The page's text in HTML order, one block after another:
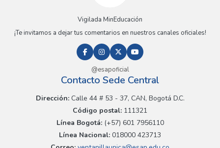
Vigilada MinEducación
¡Te invitamos a dejar tus comentarios en nuestros canales oficiales!
@esapoficial
Contacto Sede Central
Dirección:Calle 44 # 53 - 37, CAN, Bogotá D.C.
Código postal: 111321
Línea Bogotá:(+57) 601 7956110
Línea Nacional: 018000 423713